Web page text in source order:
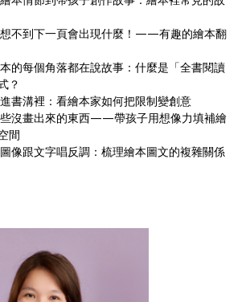
不到下一頁會出現什麼！——有趣的繪本翻
的每個角落都在說故事：什麼是「全書閱讀
？
書溝裡：看繪本家如何把限制變創意
沒畫出來的東西——帶孩子用想像力填補繪
間
像跟文字唱反調：梳理繪本圖文的複雜關係